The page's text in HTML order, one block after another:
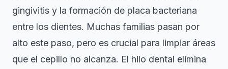
gingivitis y la formación de placa bacteriana
entre los dientes. Muchas familias pasan por
alto este paso, pero es crucial para limpiar áreas
que el cepillo no alcanza. El hilo dental elimina